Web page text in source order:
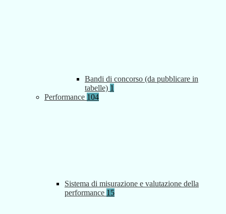
Bandi di concorso (da pubblicare in
tabelle) 1
Performance 104
Sistema di misurazione e valutazione della
performance 15